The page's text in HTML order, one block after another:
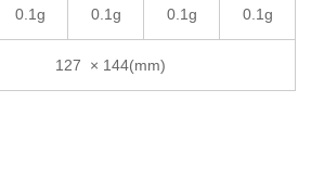
0.1g 0. 1g 0.1g 0.1g
1 27 × 144(mm)